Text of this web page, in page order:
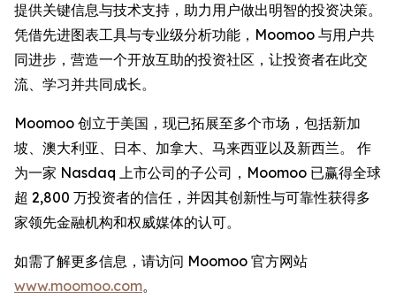
提供关键信息与技术支持，助力用户做出明智的投资决策。
凭借先进图表工具与专业级分析功能，Moomoo 与用户共
同进步，营造一个开放互助的投资社区，让投资者在此交
流、学习并共同成长。
Moomoo 创立于美国，现已拓展至多个市场，包括新加
坡、澳大利亚、日本、加拿大、马来西亚以及新西兰。 作
为一家 Nasdaq 上市公司的子公司，Moomoo 已赢得全球
超 2,800 万投资者的信任，并因其创新性与可靠性获得多
家领先金融机构和权威媒体的认可。
如需了解更多信息，请访问 Moomoo 官方网站
www.moomoo.com。